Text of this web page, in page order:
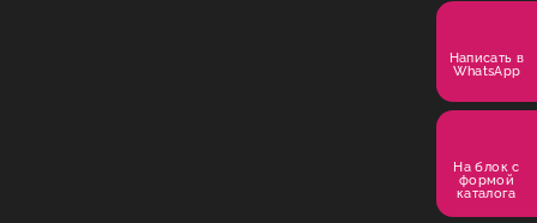
Написать в
WhatsApp
На блок с
формой
каталога